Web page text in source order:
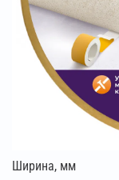
Ширина, мм